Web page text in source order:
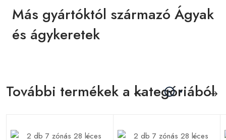
Más gyártóktól származó Ágyak
és ágykeretek
További termékek a kategóriából